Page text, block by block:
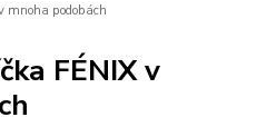
mnoha podobách
FÉNIX v